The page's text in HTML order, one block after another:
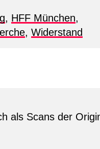
, HFF München,
, Widerstand
als Scans der